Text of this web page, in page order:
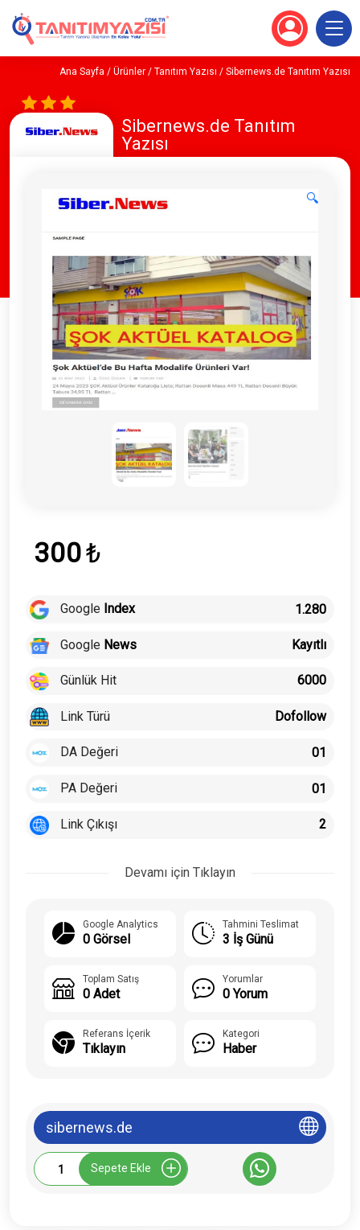
Ana Sayfa / Ürünler / Tanıtım Yazısı / Sibernews.de Tanıtım Yazısı
Sibernews.de Tanıtım
Yazısı
🔍
300₺
Google Index 1.280
Google News Kayıtlı
Günlük Hit 6000
Link Türü Dofollow
DA Değeri 01
PA Değeri 01
Link Çıkışı 2
Devamı için Tıklayın
Google Analytics
0 Görsel
Tahmini Teslimat
3 İş Günü
Toplam Satış
0 Adet
Yorumlar
0 Yorum
Referans İçerik
Tıklayın
Kategori
Haber
sibernews.de
Sibernews.de
Tanıtım
Sepete Ekle